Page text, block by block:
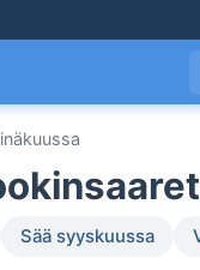
Sää syyskuussa